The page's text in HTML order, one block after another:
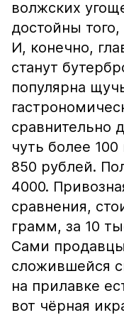
волжских
достойны
И, конечно,
станут
популярна
сравнительно
чуть более
850 рублей.
4000.
сравнения,
грамм, за 10
Сами
сложившейся
на прилавке
вот чёрная